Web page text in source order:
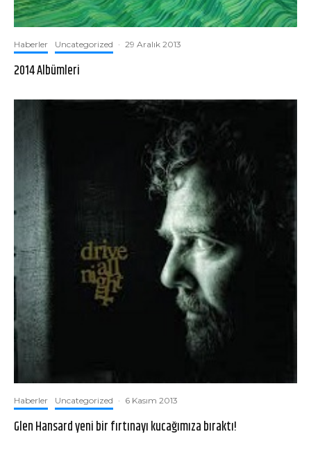
Haberler Uncategorized · 29 Aralık 2013
2014 Albümleri
Haberler Uncategorized · 6 Kasım 2013
Glen Hansard yeni bir fırtınayı kucağımıza bıraktı!